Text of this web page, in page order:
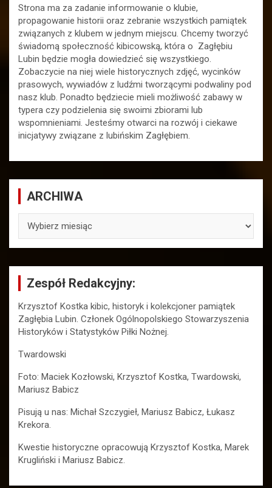
Strona ma za zadanie informowanie o klubie,
propagowanie historii oraz zebranie wszystkich pamiątek
związanych z klubem w jednym miejscu. Chcemy tworzyć
świadomą społeczność kibicowską, która o Zagłębiu
Lubin będzie mogła dowiedzieć się wszystkiego.
Zobaczycie na niej wiele historycznych zdjęć, wycinków
prasowych, wywiadów z ludźmi tworzącymi podwaliny pod
nasz klub. Ponadto będziecie mieli możliwość zabawy w
typera czy podzielenia się swoimi zbiorami lub
wspomnieniami. Jesteśmy otwarci na rozwój i ciekawe
inicjatywy związane z lubińskim Zagłębiem.
ARCHIWA
Zespół Redakcyjny:
Krzysztof Kostka kibic, historyk i kolekcjoner pamiątek
Zagłębia Lubin. Członek Ogólnopolskiego Stowarzyszenia
Historyków i Statystyków Piłki Nożnej.
Twardowski
Foto: Maciek Kozłowski, Krzysztof Kostka, Twardowski,
Mariusz Babicz
Pisują u nas: Michał Szczygieł, Mariusz Babicz, Łukasz
Krekora.
Kwestie historyczne opracowują Krzysztof Kostka, Marek
Krugliński i Mariusz Babicz.